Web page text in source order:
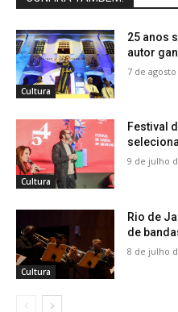
Cultura
25 anos
autor
7 de
Cultura
Festival
9 de julho
Cultura
Rio de
de
8 de julho